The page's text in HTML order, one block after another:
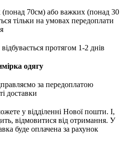
(понад 70см) або важких (понад 30
тільки на умовах передоплати
протягом 1-2 днів
одягу
за передоплатою
доставки
у відділенні Нової пошти. І,
відмовитися від отримання. У
буде оплачена за рахунок